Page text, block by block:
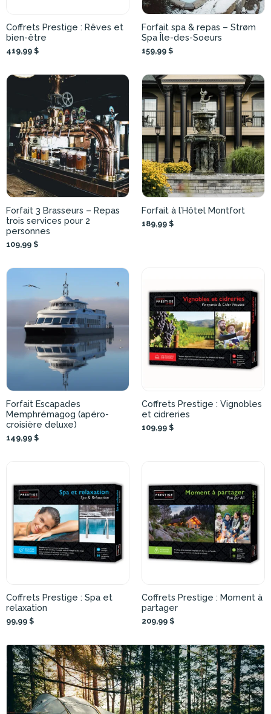
Coffrets Prestige : Rêves et
bien-être
419,99 $
Forfait spa & repas – Strøm
Spa Île-des-Soeurs
159,99 $
Forfait 3 Brasseurs – Repas
trois services pour 2
personnes
109,99 $
Forfait à l’Hôtel Montfort
189,99 $
Forfait Escapades
Memphrémagog (apéro-
croisière deluxe)
149,99 $
Coffrets Prestige : Vignobles
et cidreries
109,99 $
Coffrets Prestige : Spa et
relaxation
99,99 $
Coffrets Prestige : Moment à
partager
209,99 $